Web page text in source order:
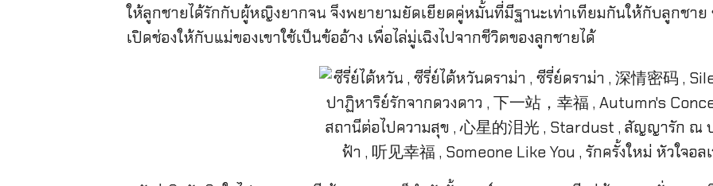
ให้ลูกชายได้รักกับผู้หญิงยากจน จึงพยายามยัดเยียดคู่หมั้นที่มีฐานะเท่าเทียมกันให้กับลูกชาย
เปิดช่องให้กับแม่ของเขาใช้เป็นข้ออ้าง เพื่อไล่มู่เฉิงไปจากชีวิตของลูกชายได้